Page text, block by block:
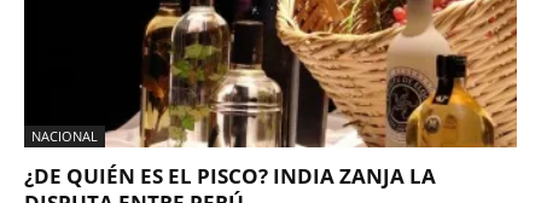
NACIONAL
¿DE QUIÉN ES EL PISCO? INDIA ZANJA LA